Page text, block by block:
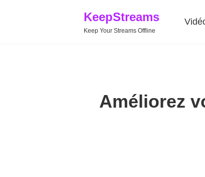
KeepStreams
Keep Your Streams Offline
Améliorez